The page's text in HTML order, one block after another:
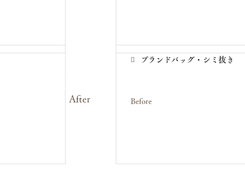
After
ブランドバッグ・シミ抜き
Before